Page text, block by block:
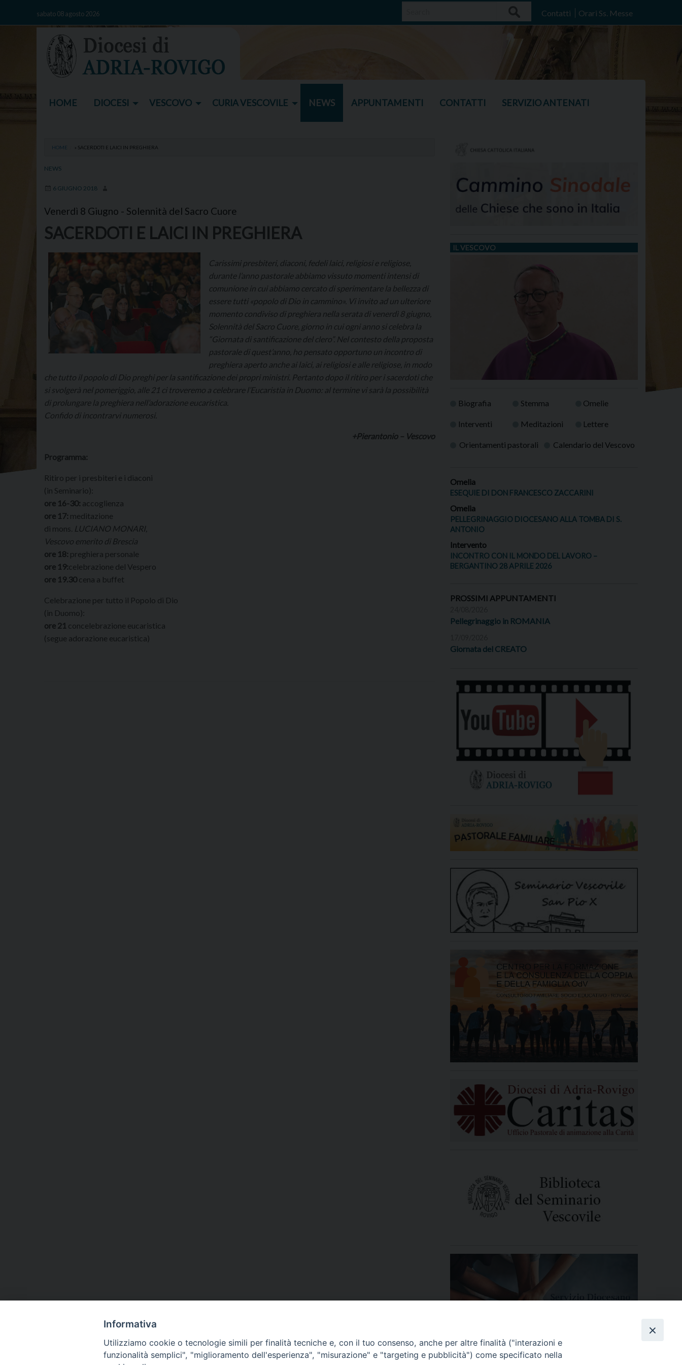
sabato 08 agosto 2026 Contatti Orari Ss. Messe
HOME DIOCESI VESCOVO CURIA VESCOVILE NEWS APPUNTAMENTI CONTATTI SERVIZIO ANTENATI
HOME » SACERDOTI E LAICI IN PREGHIERA
NEWS
6 GIUGNO 2018
Venerdì 8 Giugno - Solennità del Sacro Cuore
SACERDOTI E LAICI IN PREGHIERA
Carissimi presbiteri, diaconi, fedeli laici, religiosi e religiose,
durante l’anno pastorale abbiamo vissuto momenti intensi di
comunione in cui abbiamo cercato di sperimentare la bellezza di
essere tutti «popolo di Dio in cammino». Vi invito ad un ulteriore
momento condiviso di preghiera nella serata di venerdì 8 giugno,
Solennità del Sacro Cuore, giorno in cui ogni anno si celebra la
“Giornata di santificazione del clero”. Nel contesto della proposta
pastorale di quest’anno, ho pensato opportuno un incontro di
preghiera aperto anche ai laici, ai religiosi e alle religiose, in modo
che tutto il popolo di Dio preghi per la santificazione dei propri ministri. Pertanto dopo il ritiro per i sacerdoti che
si svolgerà nel pomeriggio, alle 21 ci troveremo a celebrare l’Eucaristia in Duomo: al termine vi sarà la possibilità
di prolungare la preghiera nell’adorazione eucaristica.
Confido di incontrarvi numerosi.
+Pierantonio – Vescovo
Programma:
Ritiro per i presbiteri e i diaconi
(in Seminario):
ore 16-30: accoglienza
ore 17: meditazione
di mons. LUCIANO MONARI,
Vescovo emerito di Brescia
ore 18: preghiera personale
ore 19:celebrazione del Vespero
ore 19.30 cena a buffet
Celebrazione per tutto il Popolo di Dio
(in Duomo):
ore 21 concelebrazione eucaristica
(segue adorazione eucaristica)
IL VESCOVO
Biografia Stemma Omelie
Interventi Meditazioni Lettere
Orientamenti pastorali Calendario del Vescovo
Omelia
ESEQUIE DI DON FRANCESCO ZACCARINI
Omelia
PELLEGRINAGGIO DIOCESANO ALLA TOMBA DI S.
ANTONIO
Intervento
INCONTRO CON IL MONDO DEL LAVORO –
BERGANTINO 28 APRILE 2026
PROSSIMI APPUNTAMENTI
Pellegrinaggio in ROMANIA
Giornata del CREATO
Informativa
Utilizziamo cookie o tecnologie simili per finalità tecniche e, con il tuo consenso, anche per altre finalità ("interazioni e
funzionalità semplici", "miglioramento dell'esperienza", "misurazione" e "targeting e pubblicità") come specificato nella